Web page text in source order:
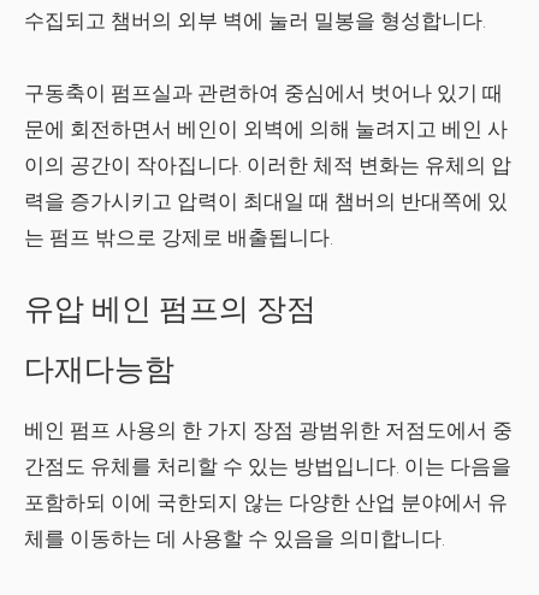
수집되고 챔버의 외부 벽에 눌러 밀봉을 형성합니다.
구동축이 펌프실과 관련하여 중심에서 벗어나 있기 때
문에 회전하면서 베인이 외벽에 의해 눌려지고 베인 사
이의 공간이 작아집니다. 이러한 체적 변화는 유체의 압
력을 증가시키고 압력이 최대일 때 챔버의 반대쪽에 있
는 펌프 밖으로 강제로 배출됩니다.
유압 베인 펌프의 장점
다재다능함
베인 펌프 사용의 한 가지 장점 광범위한 저점도에서 중
간점도 유체를 처리할 수 있는 방법입니다. 이는 다음을
포함하되 이에 국한되지 않는 다양한 산업 분야에서 유
체를 이동하는 데 사용할 수 있음을 의미합니다.